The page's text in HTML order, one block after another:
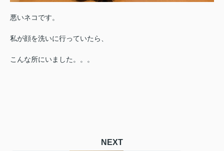
悪いネコです。
私が顔を洗いに行っていたら、
こんな所にいました。。。
NEXT